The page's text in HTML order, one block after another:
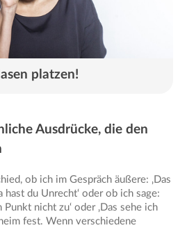
platzen!
Ausdrücke, die den
ob ich im Gespräch äußere: ‚Das
hast du Unrecht‘ oder ob ich sage:
nicht zu‘ oder ‚Das sehe ich
fest. Wenn verschiedene